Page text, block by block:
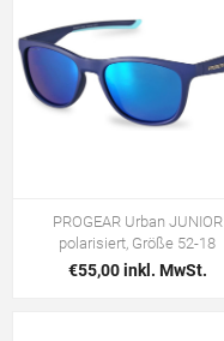
PROGEAR Urban JUNIOR
polarisiert, Größe 52-18
€55,00 inkl. MwSt.